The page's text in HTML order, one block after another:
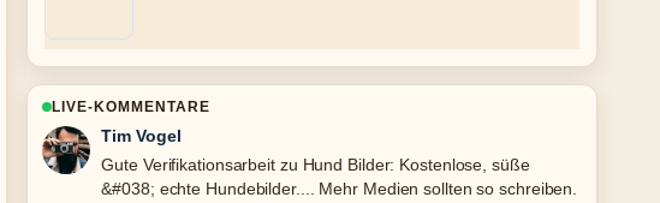
LIVE-KOMMENTARE
Tim Vogel
Gute Verifikationsarbeit zu Hund Bilder: Kostenlose, süße
&#038; echte Hundebilder.... Mehr Medien sollten so schreiben.